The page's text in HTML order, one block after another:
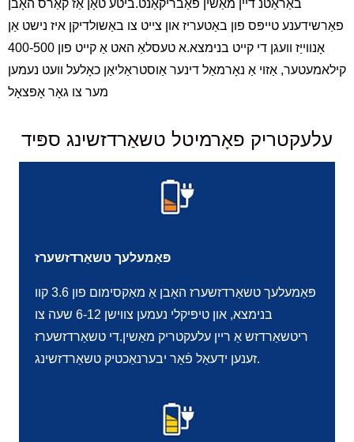
באַראַטנ דיין מאַשין פאַבריקאַנט.ביטע טאָן אַז קאַרס האָבן
פאַרשידענע טייפּס פון באַטעריז און צייט צו באַשולדיקן איז נישט אַן
אָנווייַז וועגן די קייט בנימצא.א טעסלאַ האט אַ קייט פון 400-500
קילאמעטער, אַזוי אַ נאָרמאַל דינער אַוסטראַליאַן כאָלעל וועט נעמען
מער צו גאָר אָפּצאָל
עלעקטריק פאָרמיטל טשאַרדזשינג ספּיד
פּאַמעלעך טשאַרדזשערז
פּאַמעלעך טשאַרדזשערז האָבן אַ מאַקסימום פון 3.6 קוו
בנימצא, און טיפּיקלי נעמען צווישן 6-12 שעה צו
ריטשאַרדזש אַ ריין עלעקטריק מאַשין.די טשאַרדזשערז
זענען ידעאַל פֿאַר יבערנאַכטיק טשאַרדזשינג.